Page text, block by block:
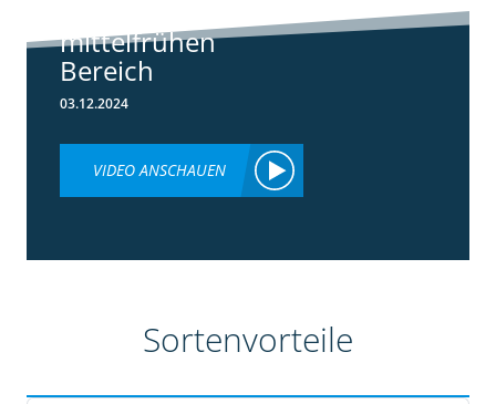
mittelfrühen
Bereich
03.12.2024
VIDEO ANSCHAUEN
Sortenvorteile